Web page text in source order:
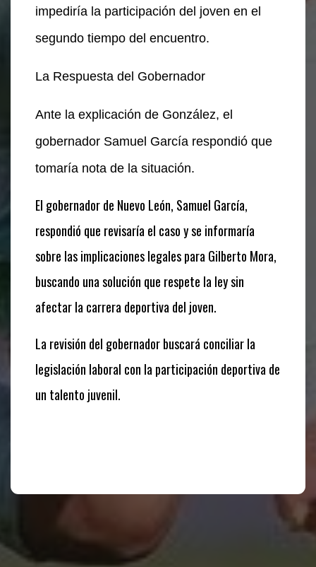
impediría la participación del joven en el
segundo tiempo del encuentro.
La Respuesta del Gobernador
Ante la explicación de González, el
gobernador Samuel García respondió que
tomaría nota de la situación.
El gobernador de Nuevo León, Samuel García,
respondió que revisaría el caso y se informaría
sobre las implicaciones legales para Gilberto Mora,
buscando una solución que respete la ley sin
afectar la carrera deportiva del joven.
La revisión del gobernador buscará conciliar la
legislación laboral con la participación deportiva de
un talento juvenil.